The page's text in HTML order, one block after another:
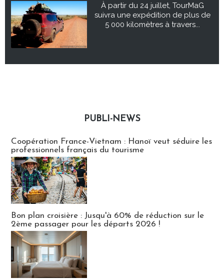
À partir du 24 juillet, TourMaG
suivra une expédition de plus de
5 000 kilomètres à travers...
PUBLI-NEWS
Coopération France-Vietnam : Hanoï veut séduire les
professionnels français du tourisme
Bon plan croisière : Jusqu'à 60% de réduction sur le
2ème passager pour les départs 2026 !